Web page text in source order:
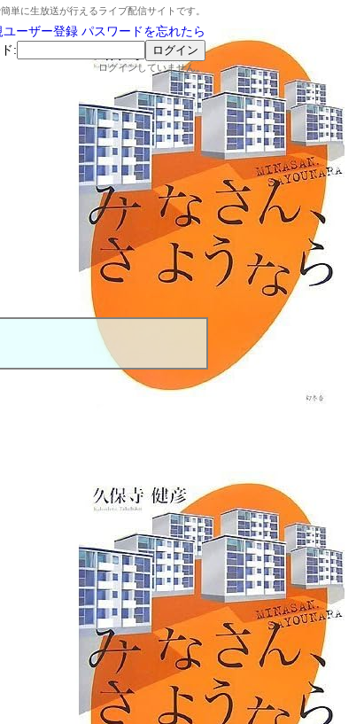
単に生放送が行えるライブ配信サイトです。
ユーザー登録 パスワードを忘れたら
:
ログインしていません。